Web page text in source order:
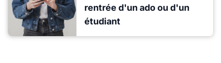
rentrée d'un ado ou d'un
étudiant